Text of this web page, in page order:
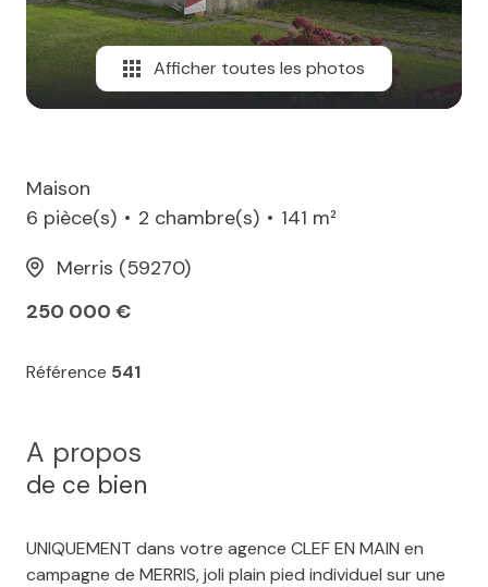
Afficher toutes les photos
Maison
6 pièce(s)
2 chambre(s)
141 m²
Merris (59270)
250 000 €
Référence 541
A propos
de ce bien
UNIQUEMENT dans votre agence CLEF EN MAIN en
campagne de MERRIS, joli plain pied individuel sur une